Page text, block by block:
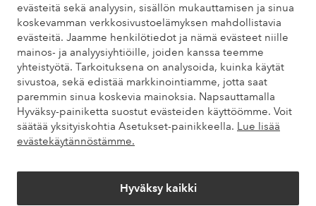
evästeitä sekä analyysin, sisällön mukauttamisen ja sinua
koskevamman verkkosivustoelämyksen mahdollistavia
evästeitä. Jaamme henkilötiedot ja nämä evästeet niille
mainos- ja analyysiyhtiöille, joiden kanssa teemme
yhteistyötä. Tarkoituksena on analysoida, kuinka käytät
sivustoa, sekä edistää markkinointiamme, jotta saat
paremmin sinua koskevia mainoksia. Napsauttamalla
Hyväksy-painiketta suostut evästeiden käyttöömme. Voit
säätää yksityiskohtia Asetukset-painikkeella. Lue lisää
evästekäytännöstämme.
Hyväksy kaikki
Turvalliset maksut – maksa nyt tai erissä
Haluatko tietää lisää maksuvaihtoehdoistamme?
elpy elpy
Facebook Instagram Pinterest Youtube